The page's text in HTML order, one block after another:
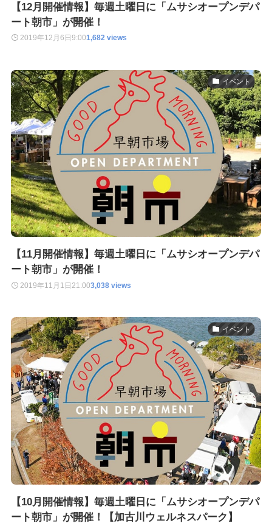
【12月開催情報】毎週土曜日に「ムサシオープンデパ
ート朝市」が開催！
2019年12月6日 9:001,682 views
イベント
【11月開催情報】毎週土曜日に「ムサシオープンデパ
ート朝市」が開催！
2019年11月1日 21:003,038 views
イベント
【10月開催情報】毎週土曜日に「ムサシオープンデパ
ート朝市」が開催！【加古川ウェルネスパーク】